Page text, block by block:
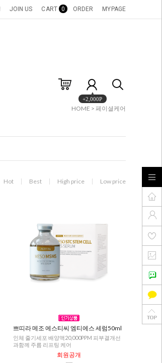
JOIN US CART 0 ORDER MYPAGE
+2,000P
HOME > 페이셜케어
Hot Best High price Low price
쁘띠라 메조 에스티씨 엠티에스 세럼50ml
인체 줄기세포 배양액20,000PPM 피부결개선
과함께 주름 리프팅 케어
회원공개